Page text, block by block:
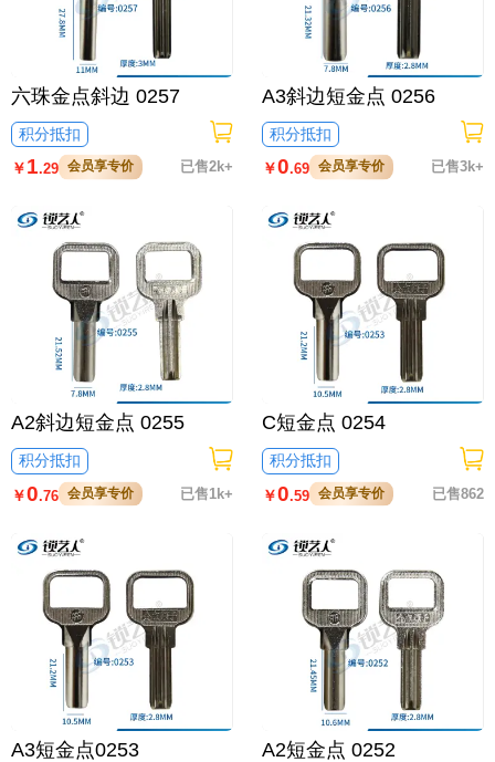
六珠金点斜边 0257
积分抵扣
￥1.29 会员享专价 已售2k+
A2斜边短金点 0255
积分抵扣
￥0.76 会员享专价 已售1k+
A3短金点0253
A3斜边短金点 0256
积分抵扣
￥0.69 会员享专价 已售3k+
C短金点 0254
积分抵扣
￥0.59 会员享专价 已售862
A2短金点 0252